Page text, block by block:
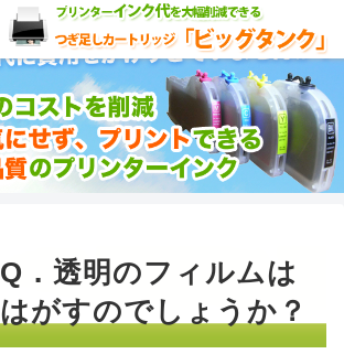
Q．透明のフィルムは
はがすのでしょうか？